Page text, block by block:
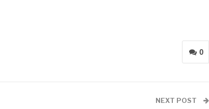
0
NEXT POST